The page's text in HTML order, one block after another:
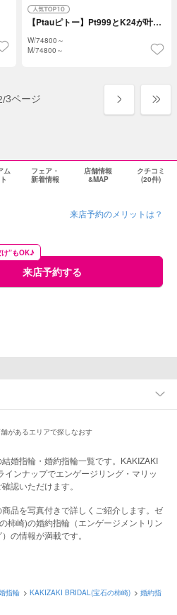
【Ptauピトー】Pt999とK24が叶…
W/74800～
M/74800～
/3ページ
ム
フェア・
新着情報
店舗情報
&MAP
クチコミ
(20件)
来店予約のメリットは？
来店予約する
”もOK♪
があるエリアで探しなおす
婚指輪・婚約指輪一覧です。KAKIZAKI
ンナップでエンゲージリング・マリッ
認いただけます。
品を写真付きで詳しくご紹介します。ゼ
柿崎)の婚約指輪（エンゲージメントリン
の情報が満載です。
指輪 KAKIZAKI BRIDAL(宝石の柿崎)
婚約指